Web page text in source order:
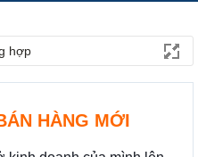
hợp
HÀNG MỚI